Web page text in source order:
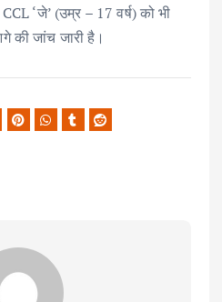
‘जे’ (उम्र – 17 वर्ष) को भी
की जांच जारी है।